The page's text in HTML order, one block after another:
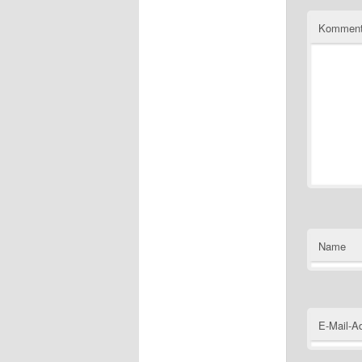
Name
E-Mail-